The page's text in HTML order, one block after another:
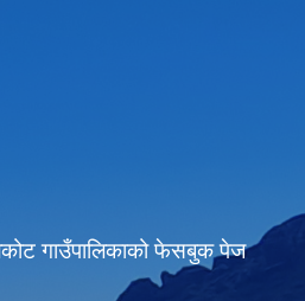
गाउँपालिकाको फेसबुक पेज